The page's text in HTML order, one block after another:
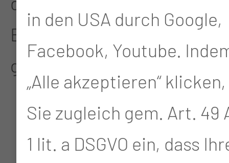
Einsteifung (Ankylose)
gelöst wird.
in den USA durch Google,
Facebook, Youtube.
„Alle akzeptieren“
Sie zugleich gem. Art. 49
1 lit. a DSGVO ein, dass